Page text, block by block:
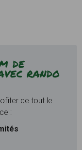
de
rando
de tout le
: